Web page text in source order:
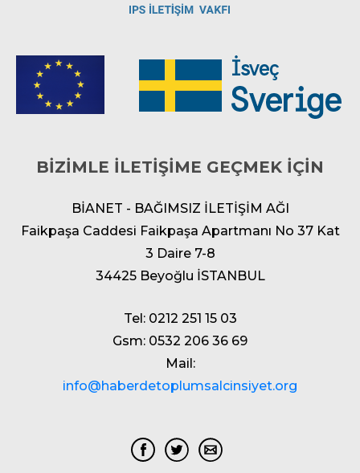
BİZİMLE İLETİŞİME GEÇMEK İÇİN
BİANET - BAĞIMSIZ İLETİŞİM AĞI
Faikpaşa Caddesi Faikpaşa Apartmanı No 37 Kat
3 Daire 7-8
34425 Beyoğlu İSTANBUL
Tel: 0212 251 15 03
Gsm: 0532 206 36 69
Mail:
info@haberdetoplumsalcinsiyet.org